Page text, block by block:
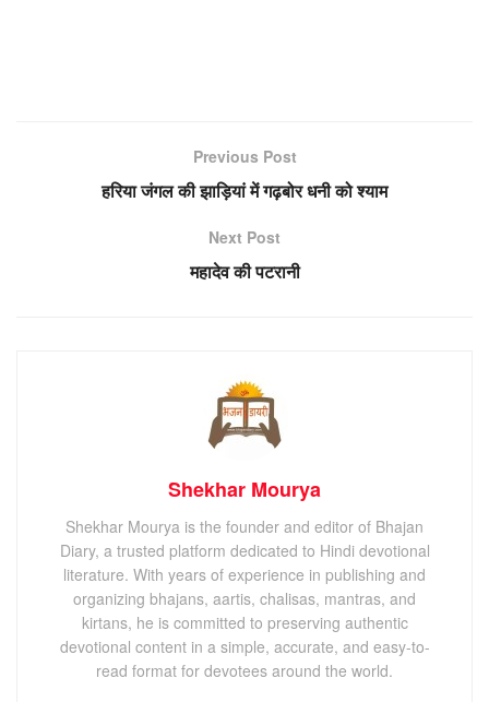
Previous Post
हरिया जंगल की झाड़ियां में गढ़बोर धनी को श्याम
Next Post
महादेव की पटरानी
Shekhar Mourya
Shekhar Mourya is the founder and editor of Bhajan
Diary, a trusted platform dedicated to Hindi devotional
literature. With years of experience in publishing and
organizing bhajans, aartis, chalisas, mantras, and
kirtans, he is committed to preserving authentic
devotional content in a simple, accurate, and easy-to-
read format for devotees around the world.